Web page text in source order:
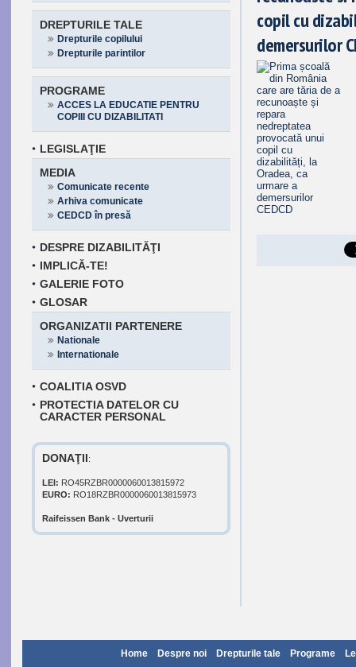
DREPTURILE TALE
Drepturile copilului
Drepturile parintilor
PROGRAME
ACCES LA EDUCATIE PENTRU
COPIII CU DIZABILITATI
LEGISLAŢIE
MEDIA
Comunicate recente
Arhiva comunicate
CEDCD în presă
DESPRE DIZABILITĂŢI
IMPLICĂ-TE!
GALERIE FOTO
GLOSAR
ORGANIZATII PARTENERE
Nationale
Internationale
COALITIA OSVD
PROTECTIA DATELOR CU
CARACTER PERSONAL
DONAŢII:
LEI: RO45RZBR0000060013815972
EURO: RO18RZBR0000060013815973
Raifeissen Bank - Uverturii
copil cu
demersurilor
Home Despre noi Drepturile tale Programe